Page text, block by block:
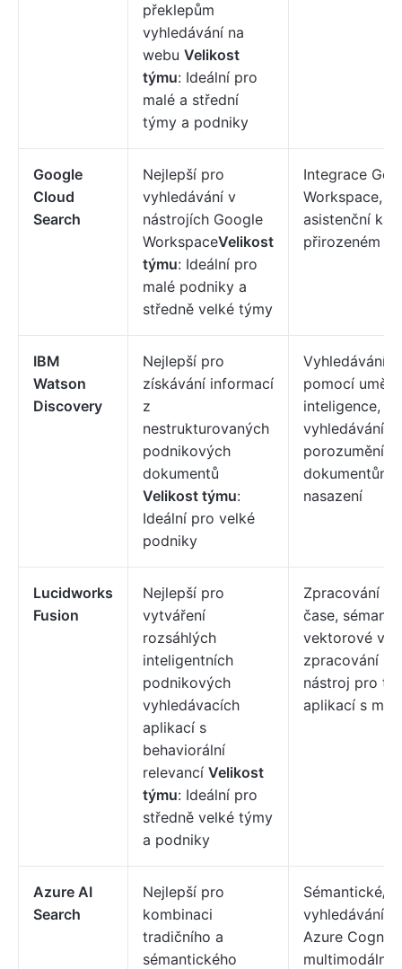
překlepům
vyhledávání na
webu Velikost
týmu: Ideální pro
malé a střední
týmy a podniky
Google
Cloud
Search
Nejlepší pro
vyhledávání v
nástrojích Google
WorkspaceVelikost
týmu: Ideální pro
malé podniky a
středně velké týmy
Integrace
Workspace,
asistenční
přirozeném
IBM
Watson
Discovery
Nejlepší pro
získávání informací
z
nestrukturovaných
podnikových
dokumentů
Velikost týmu:
Ideální pro velké
podniky
Vyhledávání
pomocí umělé
inteligence,
vyhledávání,
porozumění
dokumentům,
nasazení
Lucidworks
Fusion
Nejlepší pro
vytváření
rozsáhlých
inteligentních
podnikových
vyhledávacích
aplikací s
behaviorální
relevancí Velikost
týmu: Ideální pro
středně velké týmy
a podniky
Zpracování v
čase,
vektorové
zpracování
nástroj pro
aplikací s
Azure AI
Search
Nejlepší pro
kombinaci
tradičního a
sémantického
Sémantické/
vyhledávání,
Azure
multimodální